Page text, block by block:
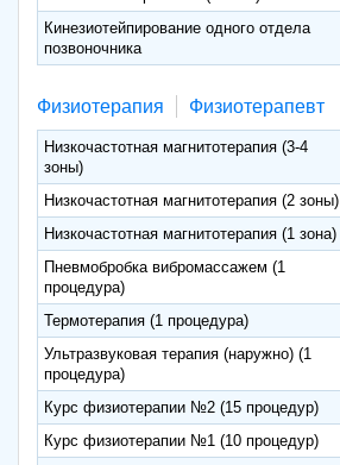
Кинезиотейпирование одного отдела
позвоночника
Физиотерапия Физиотерапевт
Низкочастотная магнитотерапия (3-4
зоны)
Низкочастотная магнитотерапия (2 зоны)
Низкочастотная магнитотерапия (1 зона)
Пневмобробка вибромассажем (1
процедура)
Термотерапия (1 процедура)
Ультразвуковая терапия (наружно) (1
процедура)
Курс физиотерапии №2 (15 процедур)
Курс физиотерапии №1 (10 процедур)